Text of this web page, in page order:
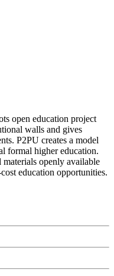
open education project
walls and gives
P2PU creates a model
formal higher education.
openly available
education opportunities.